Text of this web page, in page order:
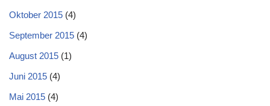
Oktober 2015 (4)
September 2015 (4)
August 2015 (1)
Juni 2015 (4)
Mai 2015 (4)